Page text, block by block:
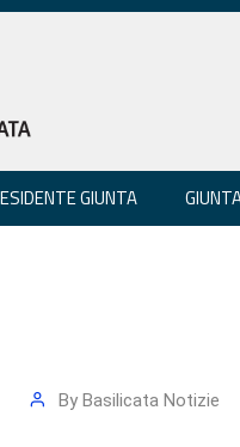
GIUNTA
By Basilicata Notizie